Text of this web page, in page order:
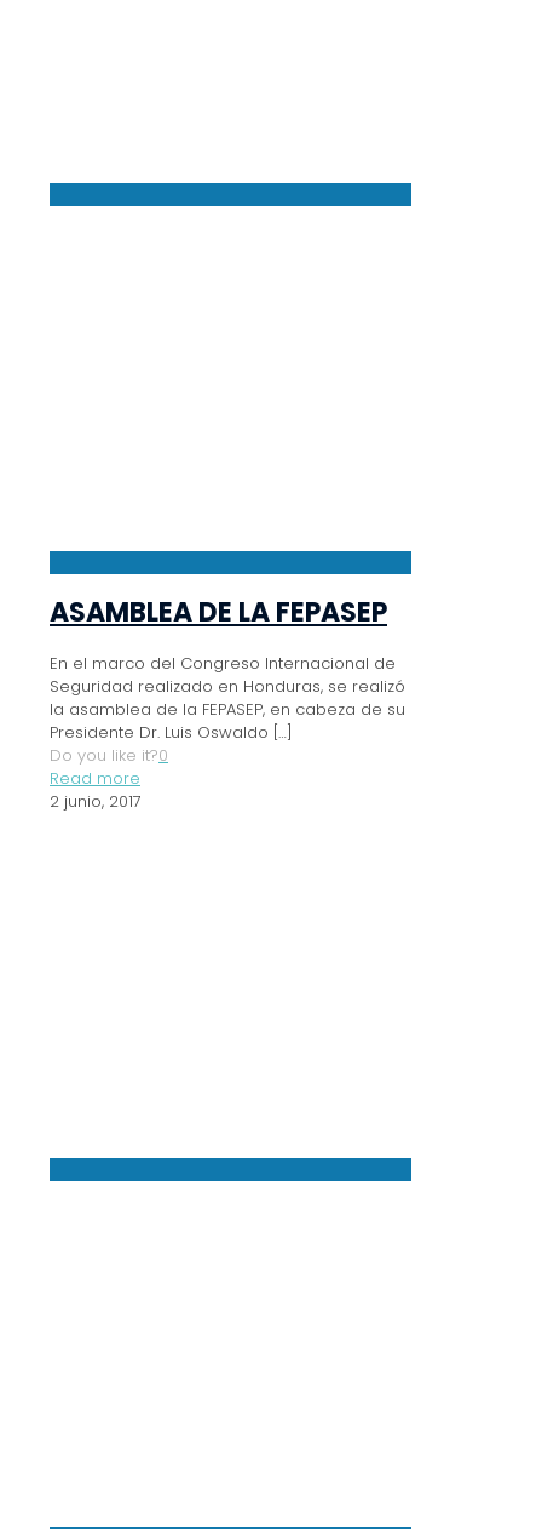
ASAMBLEA DE LA FEPASEP
En el marco del Congreso Internacional de
Seguridad realizado en Honduras, se realizó
la asamblea de la FEPASEP, en cabeza de su
Presidente Dr. Luis Oswaldo […]
Do you like it?0
Read more
2 junio, 2017